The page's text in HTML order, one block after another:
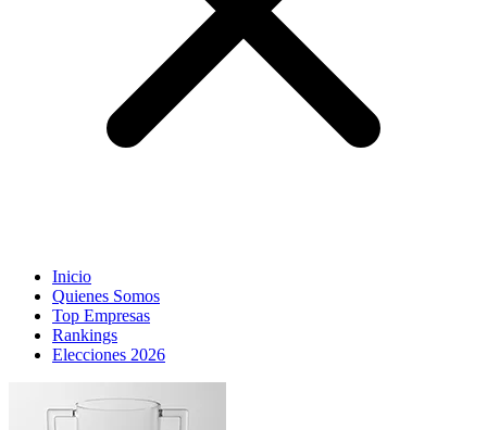
Inicio
Quienes Somos
Top Empresas
Rankings
Elecciones 2026